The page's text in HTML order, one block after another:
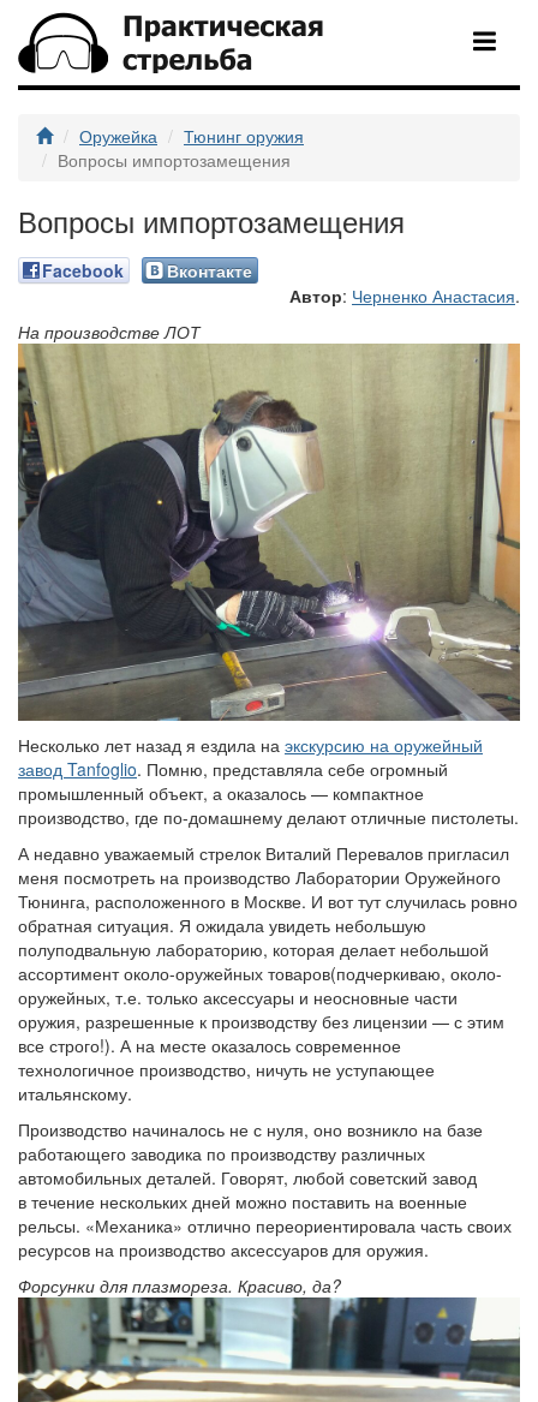
Оружейка
Тюнинг оружия
Вопросы импортозамещения
Вопросы импортозамещения
Facebook
Вконтакте
Автор: Черненко Анастасия.
На производстве ЛОТ
Несколько лет назад я ездила на экскурсию на оружейный
завод Tanfoglio. Помню, представляла себе огромный
промышленный объект, а оказалось — компактное
производство, где по-домашнему делают отличные пистолеты.
А недавно уважаемый стрелок Виталий Перевалов пригласил
меня посмотреть на производство Лаборатории Оружейного
Тюнинга, расположенного в Москве. И вот тут случилась ровно
обратная ситуация. Я ожидала увидеть небольшую
полуподвальную лабораторию, которая делает небольшой
ассортимент около-оружейных товаров(подчеркиваю, около-
оружейных, т.е. только аксессуары и неосновные части
оружия, разрешенные к производству без лицензии — с этим
все строго!). А на месте оказалось современное
технологичное производство, ничуть не уступающее
итальянскому.
Производство начиналось не с нуля, оно возникло на базе
работающего заводика по производству различных
автомобильных деталей. Говорят, любой советский завод
в течение нескольких дней можно поставить на военные
рельсы. «Механика» отлично переориентировала часть своих
ресурсов на производство аксессуаров для оружия.
Форсунки для плазмореза. Красиво, да?